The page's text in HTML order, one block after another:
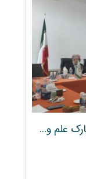
برگزاری نشست مدیریتی و علمی پارک علم و فناوری کشاورزی و منابع طبیعی سازمان تات